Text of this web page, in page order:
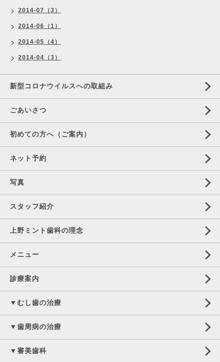
2014-07（3）
2014-06（1）
2014-05（4）
2014-04（3）
新型コロナウイルスへの取組み
ごあいさつ
初めての方へ（ご案内）
ネット予約
写真
スタッフ紹介
上野ミント歯科の理念
メニュー
診療案内
▼むし歯の治療
▼歯周病の治療
▼審美歯科